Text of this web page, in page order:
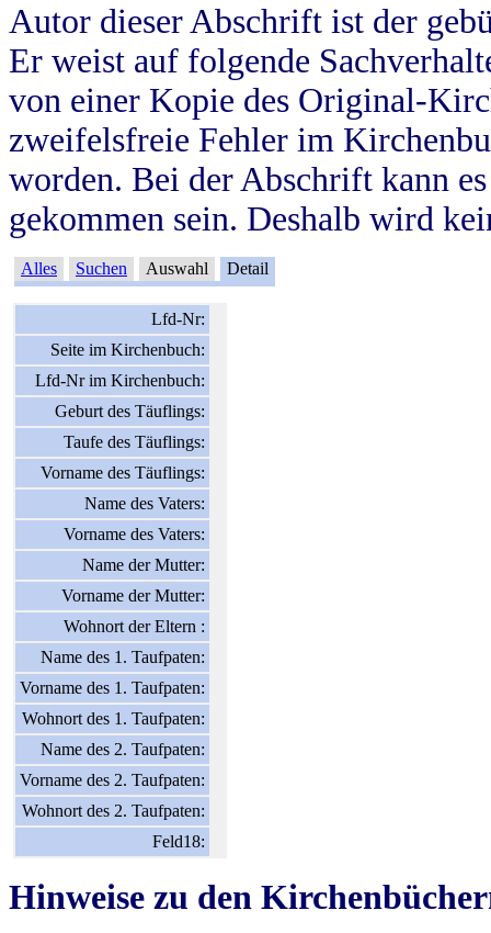
Autor dieser Abschrift ist der
Er weist auf folgende
von einer Kopie des Original-
zweifelsfreie Fehler im
worden. Bei der Abschrift kann
gekommen sein. Deshalb wird
Alles Suchen Auswahl Detail
Lfd-Nr:
Seite im Kirchenbuch:
Lfd-Nr im Kirchenbuch:
Geburt des Täuflings:
Taufe des Täuflings:
Vorname des Täuflings:
Name des Vaters:
Vorname des Vaters:
Name der Mutter:
Vorname der Mutter:
Wohnort der Eltern :
Name des 1. Taufpaten:
Vorname des 1. Taufpaten:
Wohnort des 1. Taufpaten:
Name des 2. Taufpaten:
Vorname des 2. Taufpaten:
Wohnort des 2. Taufpaten:
Feld18:
Hinweise zu den